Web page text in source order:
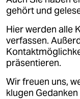
abo
genossenschaft
epaper login
gehört und
Hier werden alle
verfassen.
präsentieren.
Wir freuen uns,
klugen